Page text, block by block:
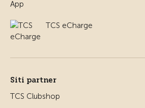
TCS eCharge
Siti partner
TCS Clubshop